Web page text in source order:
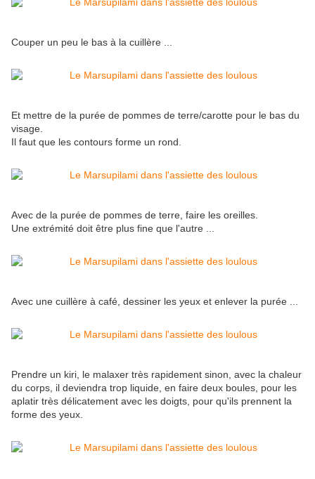
Couper un peu le bas à la cuillère ...
Et mettre de la purée de pommes de terre/carotte pour le bas du
visage.
Il faut que les contours forme un rond.
Avec de la purée de pommes de terre, faire les oreilles.
Une extrémité doit être plus fine que l'autre ...
Avec une cuillère à café, dessiner les yeux et enlever la purée ...
Prendre un kiri, le malaxer très rapidement sinon, avec la chaleur
du corps, il deviendra trop liquide, en faire deux boules, pour les
aplatir très délicatement avec les doigts, pour qu'ils prennent la
forme des yeux.